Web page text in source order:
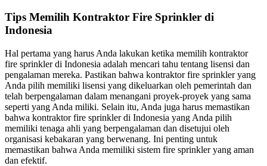
Tips Memilih Kontraktor Fire Sprinkler di
Indonesia
Hal pertama yang harus Anda lakukan ketika memilih kontraktor
fire sprinkler di Indonesia adalah mencari tahu tentang lisensi dan
pengalaman mereka. Pastikan bahwa kontraktor fire sprinkler yang
Anda pilih memiliki lisensi yang dikeluarkan oleh pemerintah dan
telah berpengalaman dalam menangani proyek-proyek yang sama
seperti yang Anda miliki. Selain itu, Anda juga harus memastikan
bahwa kontraktor fire sprinkler di Indonesia yang Anda pilih
memiliki tenaga ahli yang berpengalaman dan disetujui oleh
organisasi kebakaran yang berwenang. Ini penting untuk
memastikan bahwa Anda memiliki sistem fire sprinkler yang aman
dan efektif.